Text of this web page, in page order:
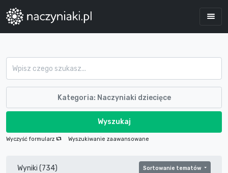
Kategoria: Naczyniaki dziecięce
Wyszukaj
Wyczyść formularz Wyszukiwanie zaawansowane
Wyniki (734) Sortowanie tematów